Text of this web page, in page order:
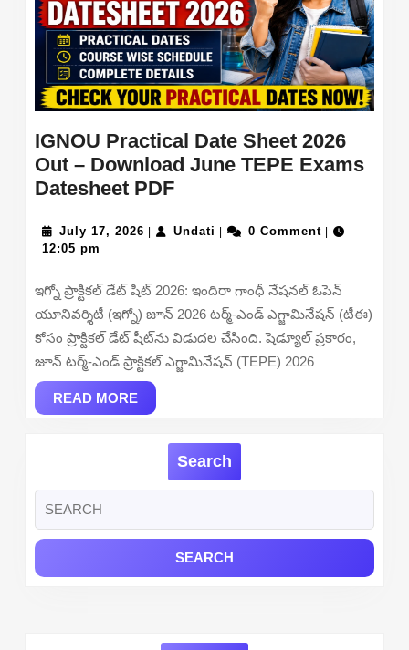
IGNOU Practical Date Sheet 2026
Out – Download June TEPE Exams
Datesheet PDFIGNOU
Date
2026
Out
–
Download
June
Datesheet
PDF
July 17, 2026 July
| Undati Undati
| 0 Comment |
12:05 pm
ఇగ్నో ప్రాక్టికల్ డేట్ షీట్ 2026: ఇందిరా గాంధీ నేషనల్ ఓపెన్
యూనివర్శిటీ (ఇగ్నో) జూన్ 2026 టర్మ్-ఎండ్ ఎగ్జామినేషన్ (టీఈ)
కోసం ప్రాక్టికల్ డేట్ షీట్‌ను విడుదల చేసింది. షెడ్యూల్ ప్రకారం,
జూన్ టర్మ్-ఎండ్ ప్రాక్టికల్ ఎగ్జామినేషన్ (TEPE) 2026
READ MOREREAD
MORE
Search
for: